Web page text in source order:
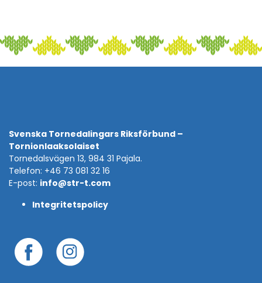
Svenska Tornedalingars Riksförbund –
Tornionlaaksolaiset
Tornedalsvägen 13, 984 31 Pajala.
Telefon: +46 73 081 32 16
E-post: info@str-t.com
Integritetspolicy